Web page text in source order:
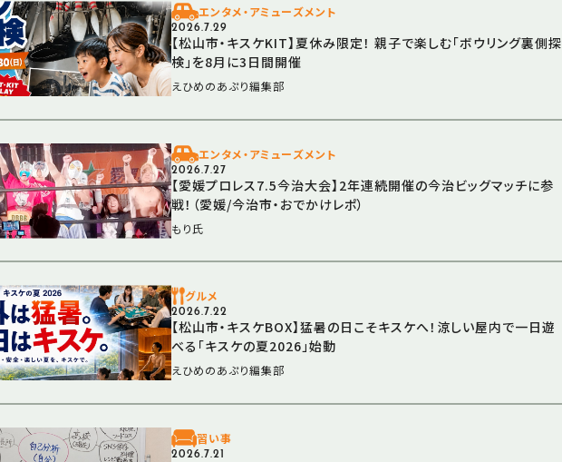
エンタメ・アミューズメント
2026.7.29
【松山市・キスケKIT】夏休み限定！ 親子で楽しむ「ボウリング裏側探
検」を8月に3日間開催
えひめのあぷり編集部
エンタメ・アミューズメント
2026.7.27
【愛媛プロレス7.5今治大会】2年連続開催の今治ビッグマッチに参
戦！（愛媛/今治市・おでかけレポ）
もり氏
グルメ
2026.7.22
【松山市・キスケBOX】猛暑の日こそキスケへ！涼しい屋内で一日遊
べる「キスケの夏2026」始動
えひめのあぷり編集部
習い事
2026.7.21